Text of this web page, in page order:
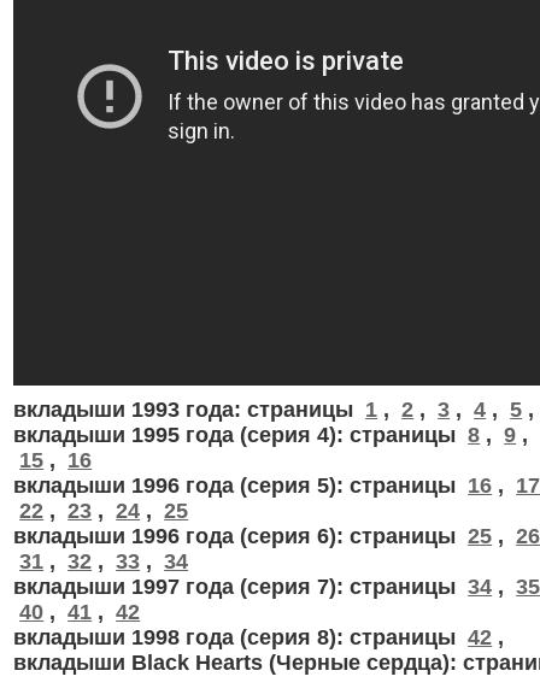
вкладыши 1993 года: страницы 1 , 2 , 3 , 4 , 5 ,
вкладыши 1995 года (серия 4): страницы 8 , 9 ,
15 , 16
вкладыши 1996 года (серия 5): страницы 16 , 17
22 , 23 , 24 , 25
вкладыши 1996 года (серия 6): страницы 25 , 26
31 , 32 , 33 , 34
вкладыши 1997 года (серия 7): страницы 34 , 35
40 , 41 , 42
вкладыши 1998 года (серия 8): страницы 42 ,
вкладыши Black Hearts (Черные сердца):